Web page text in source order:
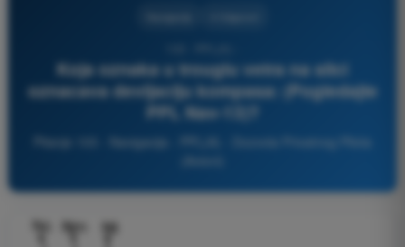
Koja oznaka u trouglu vetra na slici
oznacava devijaciju kompasa: (Pogledajte
PPL Nav-13)?
Pitanje 103 - Navigacija - PPL(A) - Dozvola Privatnog Pilota